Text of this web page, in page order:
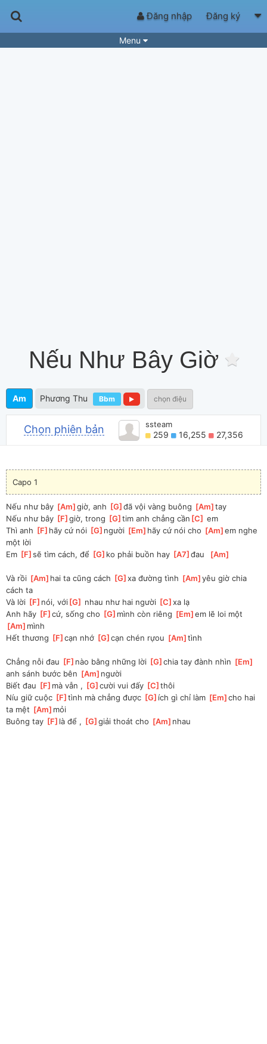
Đăng nhập Đăng ký
Menu
Nếu Như Bây Giờ
Am Phương Thu Bbm chọn điệu
Chọn phiên bản ssteam
259 16,255 27,356
Capo 1
Nếu như bây [Am ]
giờ, anh [G ]
đã vội vàng buông [Am ]tay
Nếu như bây [F ]
giờ, trong [G ]tim anh chẳng cần [C ] em
Thì anh [F ]hãy cứ nói [G ]người [Em ]hãy cứ nói cho [Am ]
em nghe
một lời
Em [F ]
sẽ tìm cách, để [G ]ko phải buồn hay [A7 ]
đau [Am
Và rồi [Am ]hai ta cũng cách [G ]
xa đường tình [Am ]
yêu giờ chia
cách ta
Và lời [F ]nói, với[G nhau như hai người [C ]
xa lạ
Anh hãy [F ]
cứ, sống cho [G ]mình còn riêng [Em ]
em lẽ loi một
Am ]mình
Hết thương [F ]
cạn nhớ [G ]
cạn chén rựou [Am ]tình
Chẳng nỗi đau [F ]nào bằng những lời [G ]
chia tay đành nhìn [Em
anh sánh bước bên [Am ]người
Biết đau [F ]mà vẫn , [G ]
cười vui đấy [C ]thôi
Níu giữ cuộc [F ]tình mà chẳng được [G ]ích gì chỉ làm [Em ]
cho hai
ta mệt [Am ]mỏi
Buông tay [F ]là để , [G ]
giải thoát cho [Am ]nhau